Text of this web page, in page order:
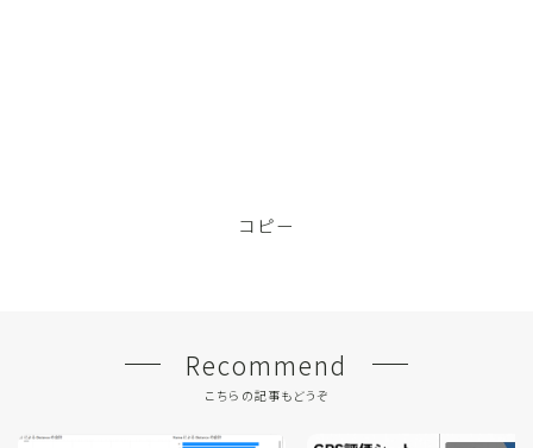
コピー
Recommend
こちらの記事もどうぞ